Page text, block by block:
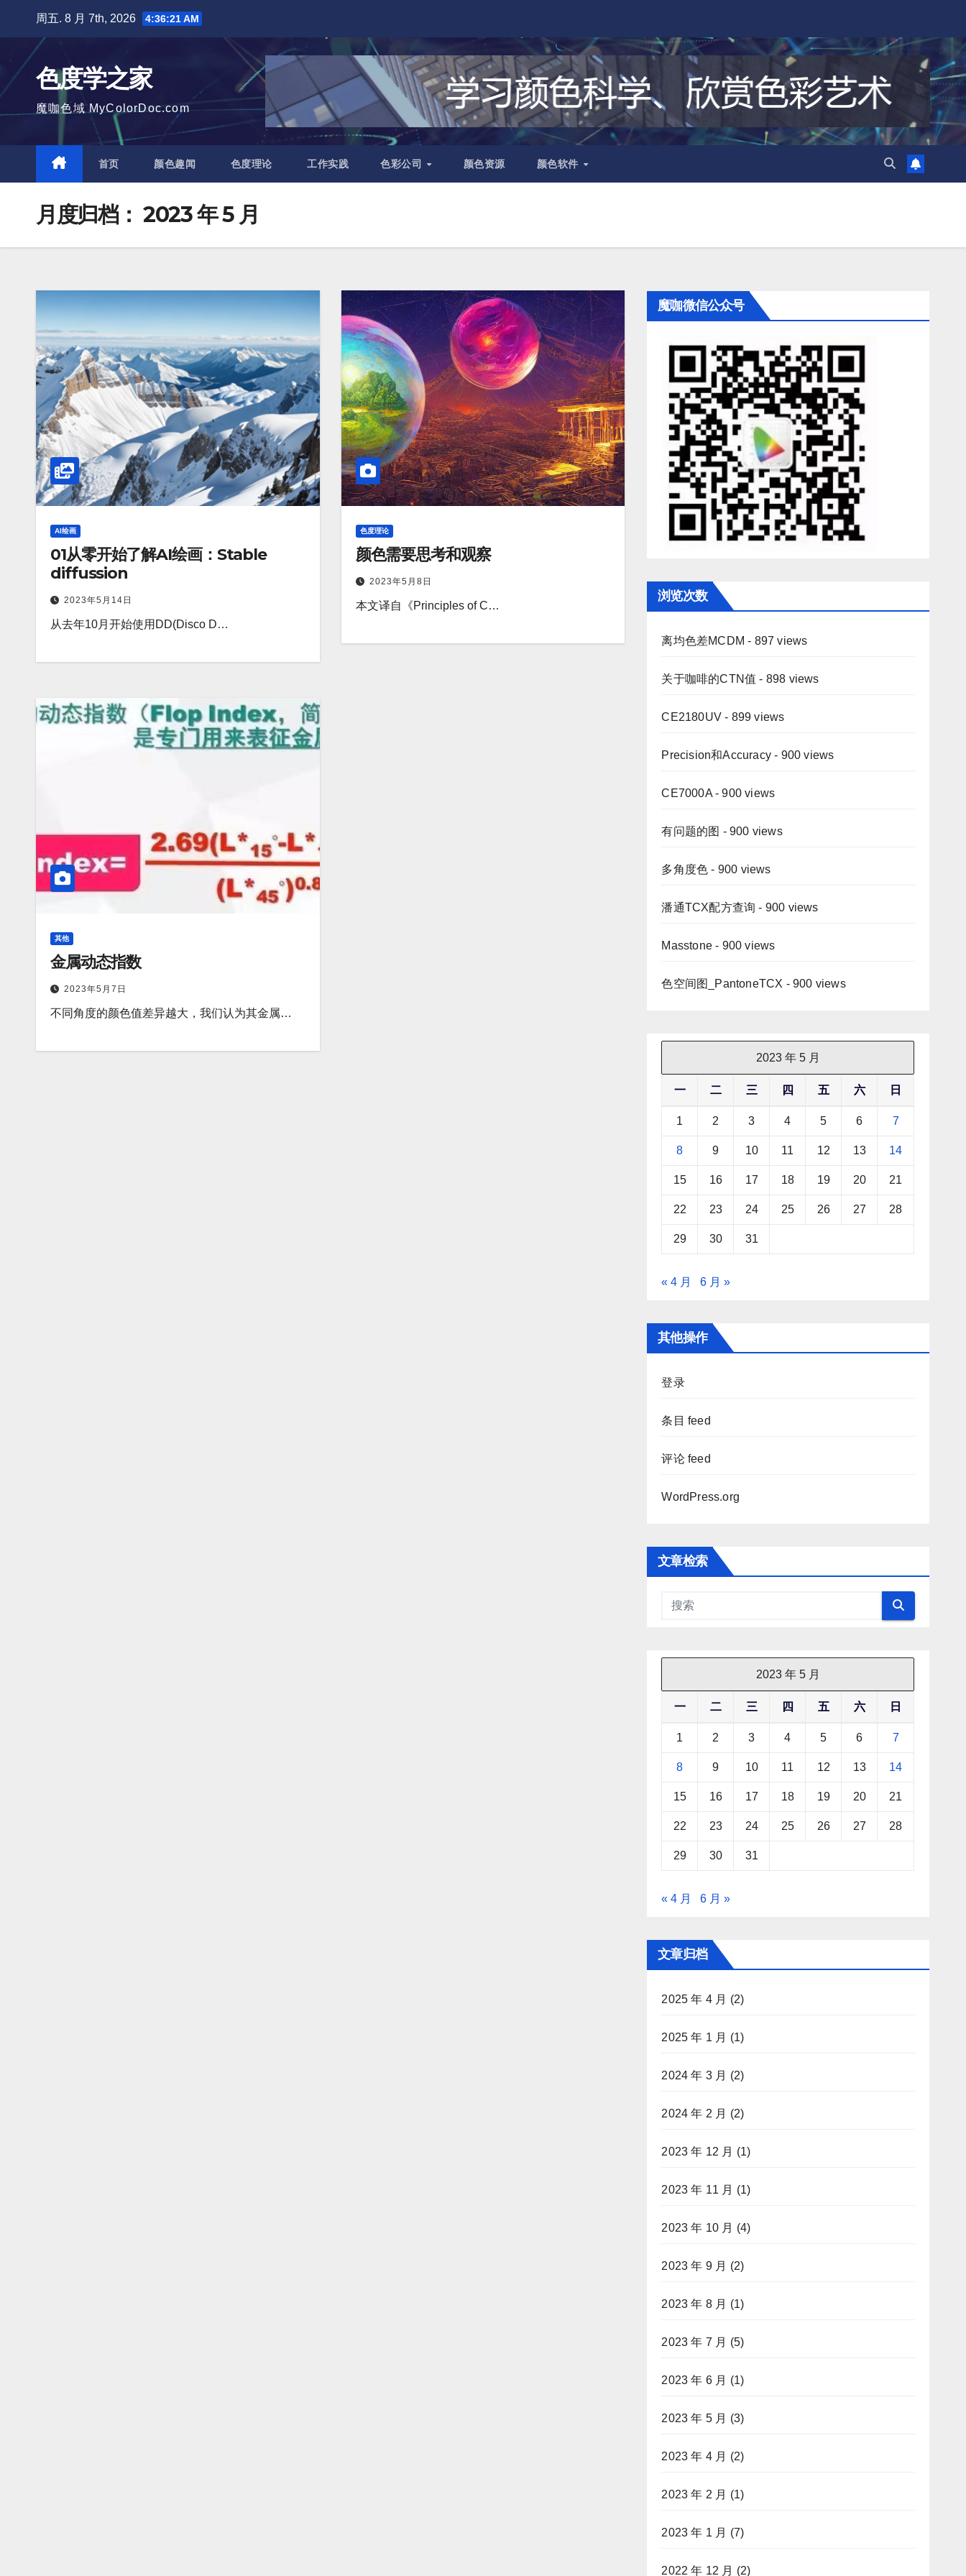
周五. 8 月 7th, 2026 4:36:22 AM
色度学之家
魔咖色域 MyColorDoc.com
首页 颜色趣闻 色度理论 工作实践 色彩公司 颜色资源 颜色软件
月度归档： 2023 年 5 月
AI绘画
01从零开始了解AI绘画：Stable
diffussion
2023年5月14日
从去年10月开始使用DD(Disco D…
色度理论
颜色需要思考和观察
2023年5月8日
本文译自《Principles of C…
其他
金属动态指数
2023年5月7日
不同角度的颜色值差异越大，我们认为其金属…
魔咖微信公众号
浏览次数
离均色差MCDM - 897 views
关于咖啡的CTN值 - 898 views
CE2180UV- 899 views
Precision和Accuracy- 900 views
CE7000A- 900 views
有问题的图 - 900 views
多角度色 - 900 views
潘通TCX配方查询 - 900 views
Masstone- 900 views
色空间图_PantoneTCX - 900 views
2023 年 5 月
一 二 三 四 五 六 日
1 2 3 4 5 6 7
8 9 10 11 12 13 14
15 16 17 18 19 20 21
22 23 24 25 26 27 28
29 30 31
« 4 月 6 月 »
其他操作
登录
条目 feed
评论 feed
WordPress.org
文章检索
2023 年 5 月
一 二 三 四 五 六 日
1 2 3 4 5 6 7
8 9 10 11 12 13 14
15 16 17 18 19 20 21
22 23 24 25 26 27 28
29 30 31
« 4 月 6 月 »
文章归档
2025 年 4 月 (2)
2025 年 1 月 (1)
2024 年 3 月 (2)
2024 年 2 月 (2)
2023 年 12 月 (1)
2023 年 11 月 (1)
2023 年 10 月 (4)
2023 年 9 月 (2)
2023 年 8 月 (1)
2023 年 7 月 (5)
2023 年 6 月 (1)
2023 年 5 月 (3)
2023 年 4 月 (2)
2023 年 2 月 (1)
2023 年 1 月 (7)
2022 年 12 月 (2)